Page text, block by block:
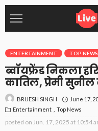
ENTERTAINMENT TOP NEWS
ब्वॉयफ्रेंड निकला
कातिल, प्रेमी
BRIJESH SINGH June 17,
Entertainment
Top News
posted on Jun. 17, 2025 at 10:54